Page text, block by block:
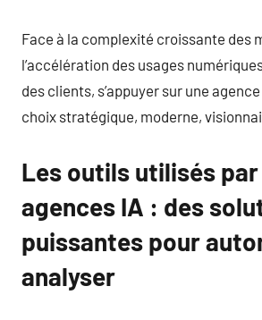
Face à la complexité croissante des
l’accélération des usages
des clients, s’appuyer sur une agence
choix stratégique, moderne,
Les outils utilisés
agences IA : des
puissantes pour
analyser